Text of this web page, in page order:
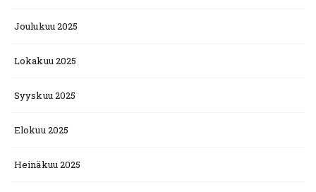
Joulukuu 2025
Lokakuu 2025
Syyskuu 2025
Elokuu 2025
Heinäkuu 2025